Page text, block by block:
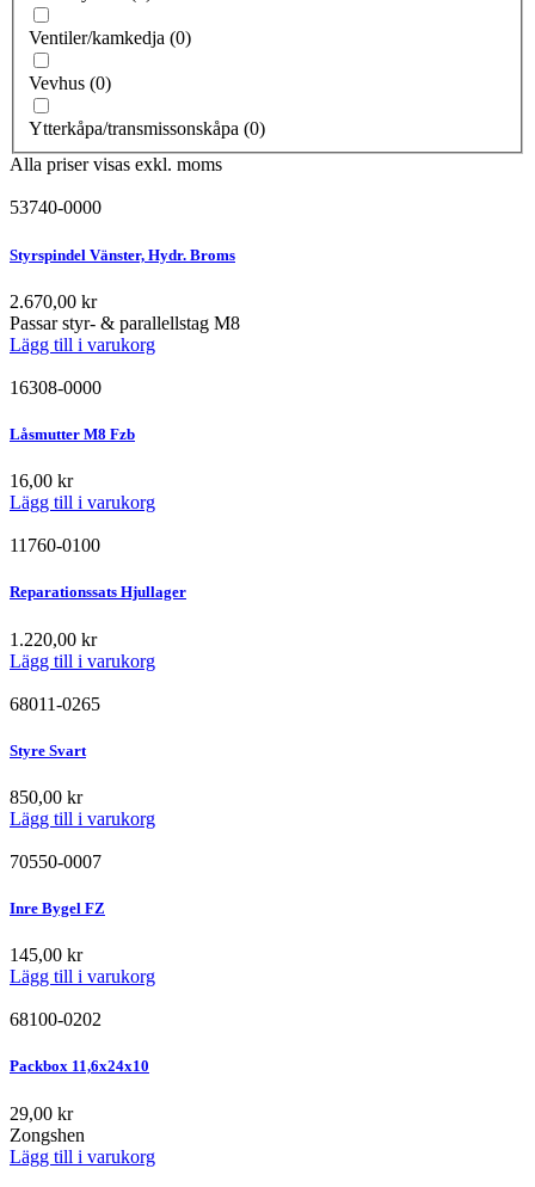
Ventiler/kamkedja (0)
Vevhus (0)
Ytterkåpa/transmissonskåpa (0)
Alla priser visas exkl. moms
53740-0000
Styrspindel Vänster, Hydr. Broms
2.670,00 kr
Passar styr- & parallellstag M8
Lägg till i varukorg
16308-0000
Låsmutter M8 Fzb
16,00 kr
Lägg till i varukorg
11760-0100
Reparationssats Hjullager
1.220,00 kr
Lägg till i varukorg
68011-0265
Styre Svart
850,00 kr
Lägg till i varukorg
70550-0007
Inre Bygel FZ
145,00 kr
Lägg till i varukorg
68100-0202
Packbox 11,6x24x10
29,00 kr
Zongshen
Lägg till i varukorg